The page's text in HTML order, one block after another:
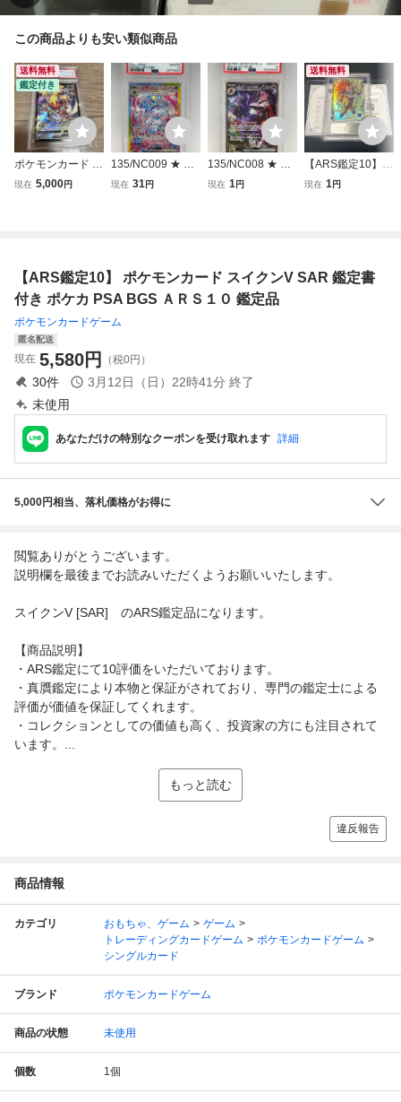
この商品よりも安い類似商品
送料無料
鑑定付き
ポケモンカード P
SA10 バシャーモ
現在 5,000円
135/NC009 ★ 中
古品 ★ ポケモン
現在 31円
135/NC008 ★ 中
古品 ★ ポケモン
現在 1円
送料無料
【ARS鑑定10】孫
悟空 GDR ★ SDV
DRAGON BALL
現在 1円
【ARS鑑定10】 ポケモンカード スイクンV SAR 鑑定書
付き ポケカ PSA BGS ＡＲＳ１０ 鑑定品
ポケモンカードゲーム
匿名配送
現在 5,580円 （税0円）
30件 3月12日（日）22時41分 終了
未使用
あなただけの特別なクーポンを受け取れます 詳細
5,000円相当、落札価格がお得に
閲覧ありがとうございます。
説明欄を最後までお読みいただくようお願いいたします。
スイクンV [SAR] のARS鑑定品になります。
【商品説明】
・ARS鑑定にて10評価をいただいております。
・真贋鑑定により本物と保証がされており、専門の鑑定士による
評価が価値を保証してくれます。
・コレクションとしての価値も高く、投資家の方にも注目されて
います。...
もっと読む
違反報告
商品情報
カテゴリ おもちゃ、ゲーム
ゲーム
トレーディングカードゲーム
ポケモンカードゲーム
シングルカード
ブランド ポケモンカードゲーム
商品の状態 未使用
個数 1個